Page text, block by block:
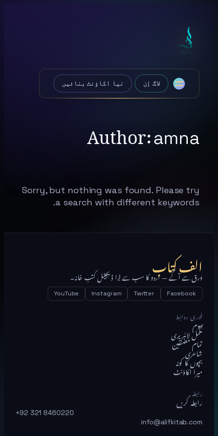
content
لاگ اِن نیا اکاؤنٹ بنائیں
Author:amna
Sorry, but nothing was found. Please try
a search with different keywords.
الف کتاب
ورق سے آگے — اردو کا سب سے بڑا ڈیجیٹل کتب خانہ۔
Facebook
Twitter
Instagram
YouTube
فوری روابط
ہوم
مکمل لائبریری
تمام مصنفین
شاعری
بچوں کا کونہ
میرا اکاؤنٹ
رابطہ
رابطہ کریں
+92 321 8460220
info@alifkitab.com